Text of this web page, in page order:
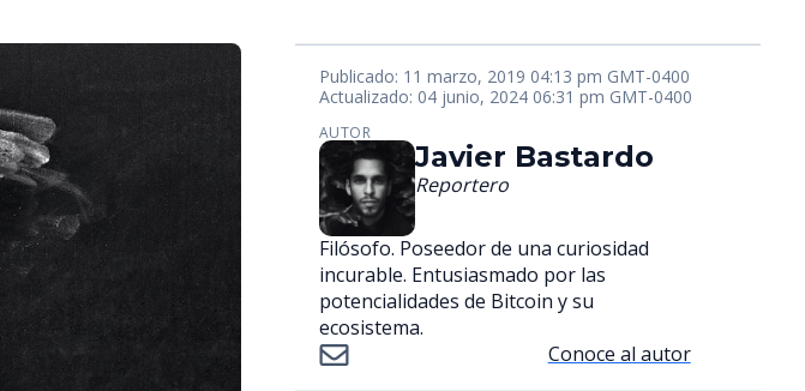
Publicado: 11 marzo, 2019 04:13 pm GMT-0400
Actualizado: 04 junio, 2024 06:31 pm GMT-0400
AUTOR
Javier Bastardo
Reportero
Filósofo. Poseedor de una curiosidad
incurable. Entusiasmado por las
potencialidades de Bitcoin y su
ecosistema.
Conoce al autor